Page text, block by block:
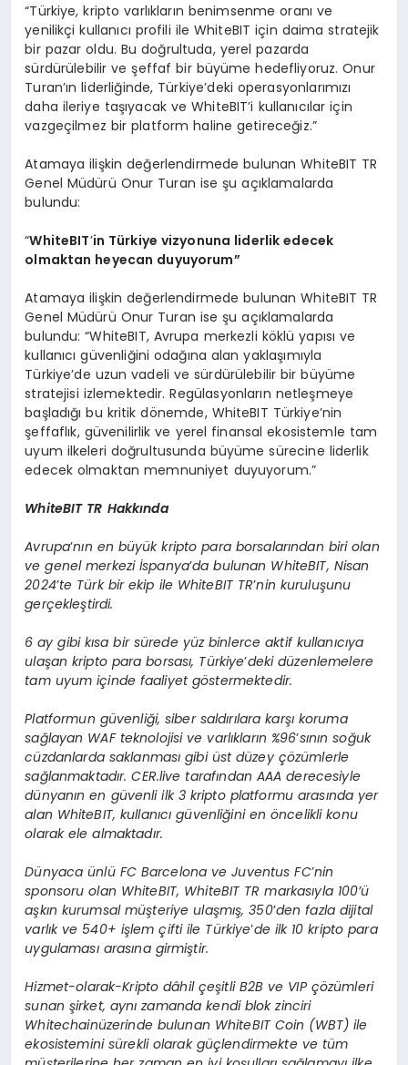
“Türkiye, kripto varlıkların benimsenme oranı ve
yenilikçi kullanıcı profili ile WhiteBIT için daima stratejik
bir pazar oldu. Bu doğrultuda, yerel pazarda
sürdürülebilir ve şeffaf bir büyüme hedefliyoruz. Onur
Turan’ın liderliğinde, Türkiye’deki operasyonlarımızı
daha ileriye taşıyacak ve WhiteBIT’i kullanıcılar için
vazgeçilmez bir platform haline getireceğiz.”
Atamaya ilişkin değerlendirmede bulunan WhiteBIT TR
Genel Müdürü Onur Turan ise şu açıklamalarda
bulundu:
“WhiteBIT’in Türkiye vizyonuna liderlik edecek
olmaktan heyecan duyuyorum”
Atamaya ilişkin değerlendirmede bulunan WhiteBIT TR
Genel Müdürü Onur Turan ise şu açıklamalarda
bulundu: “WhiteBIT, Avrupa merkezli köklü yapısı ve
kullanıcı güvenliğini odağına alan yaklaşımıyla
Türkiye’de uzun vadeli ve sürdürülebilir bir büyüme
stratejisi izlemektedir. Regülasyonların netleşmeye
başladığı bu kritik dönemde, WhiteBIT Türkiye’nin
şeffaflık, güvenilirlik ve yerel finansal ekosistemle tam
uyum ilkeleri doğrultusunda büyüme sürecine liderlik
edecek olmaktan memnuniyet duyuyorum.”
WhiteBIT TR Hakkında
Avrupa’nın en büyük kripto para borsalarından biri olan
ve genel merkezi İspanya’da bulunan WhiteBIT, Nisan
2024’te Türk bir ekip ile WhiteBIT TR’nin kuruluşunu
gerçekleştirdi.
6 ay gibi kısa bir sürede yüz binlerce aktif kullanıcıya
ulaşan kripto para borsası, Türkiye’deki düzenlemelere
tam uyum içinde faaliyet göstermektedir.
Platformun güvenliği, siber saldırılara karşı koruma
sağlayan WAF teknolojisi ve varlıkların %96’sının soğuk
cüzdanlarda saklanması gibi üst düzey çözümlerle
sağlanmaktadır. CER.live tarafından AAA derecesiyle
dünyanın en güvenli ilk 3 kripto platformu arasında yer
alan WhiteBIT, kullanıcı güvenliğini en öncelikli konu
olarak ele almaktadır.
Dünyaca ünlü FC Barcelona ve Juventus FC’nin
sponsoru olan WhiteBIT, WhiteBIT TR markasıyla 100’ü
aşkın kurumsal müşteriye ulaşmış, 350’den fazla dijital
varlık ve 540+ işlem çifti ile Türkiye’de ilk 10 kripto para
uygulaması arasına girmiştir.
Hizmet-olarak-Kripto dâhil çeşitli B2B ve VIP çözümleri
sunan şirket, aynı zamanda kendi blok zinciri
Whitechainüzerinde bulunan WhiteBIT Coin (WBT) ile
ekosistemini sürekli olarak güçlendirmekte ve tüm